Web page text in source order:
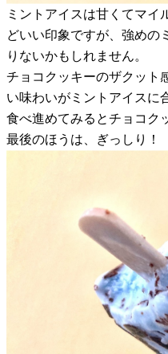
ミントアイスは甘くてマイ
どいい印象ですが、強めの
りないかもしれません。
チョコクッキーのザクット
い味わいがミントアイスに
食べ進めてみるとチョコク
最後のほうは、ぎっしり！